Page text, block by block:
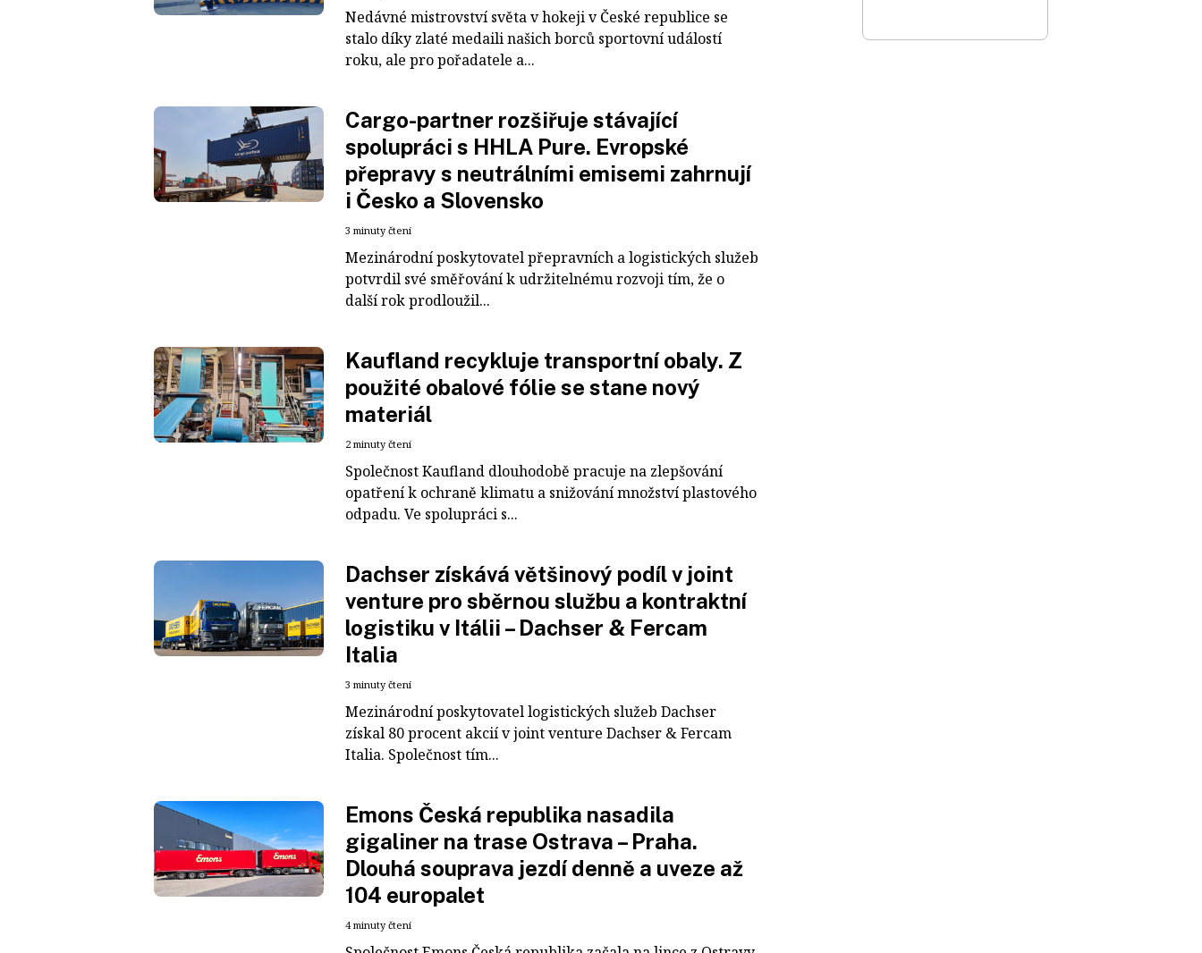
Nedávné mistrovství světa v hokeji v České republice se
stalo díky zlaté medaili našich borců sportovní událostí
roku, ale pro pořadatele a...
Cargo-partner rozšiřuje stávající
spolupráci s HHLA Pure. Evropské
přepravy s neutrálními emisemi zahrnují
i Česko a Slovensko
3 minuty čtení
Mezinárodní poskytovatel přepravních a logistických služeb
potvrdil své směřování k udržitelnému rozvoji tím, že o
další rok prodloužil...
Kaufland recykluje transportní obaly. Z
použité obalové fólie se stane nový
materiál
2 minuty čtení
Společnost Kaufland dlouhodobě pracuje na zlepšování
opatření k ochraně klimatu a snižování množství plastového
odpadu. Ve spolupráci s...
Dachser získává většinový podíl v joint
venture pro sběrnou službu a kontraktní
logistiku v Itálii – Dachser & Fercam
Italia
3 minuty čtení
Mezinárodní poskytovatel logistických služeb Dachser
získal 80 procent akcií v joint venture Dachser & Fercam
Italia. Společnost tím...
Emons Česká republika nasadila
gigaliner na trase Ostrava – Praha.
Dlouhá souprava jezdí denně a uveze až
104 europalet
4 minuty čtení